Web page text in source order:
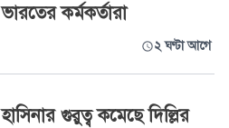
ভারতের কর্মকর্তারা
২ ঘণ্টা আগে
হাসিনার গুরুত্ব কমেছে দিল্লির